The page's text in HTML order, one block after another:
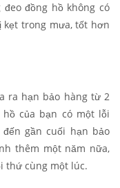
đồng hồ không có
kẹt trong mưa, tốt hơn
ra hạn bảo hàng từ 2
của bạn có một lỗi
gần cuối hạn bảo
thêm một năm nữa,
thứ cùng một lúc.